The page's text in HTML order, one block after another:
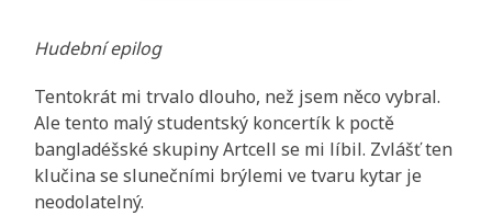
Hudební epilog
Tentokrát mi trvalo dlouho, než jsem něco vybral.
Ale tento malý studentský koncertík k poctě
bangladéšské skupiny Artcell se mi líbil. Zvlášť ten
klučina se slunečními brýlemi ve tvaru kytar je
neodolatelný.